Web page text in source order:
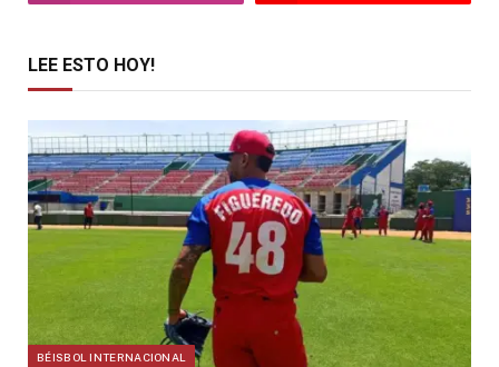
LEE ESTO HOY!
BÉISBOL INTERNACIONAL